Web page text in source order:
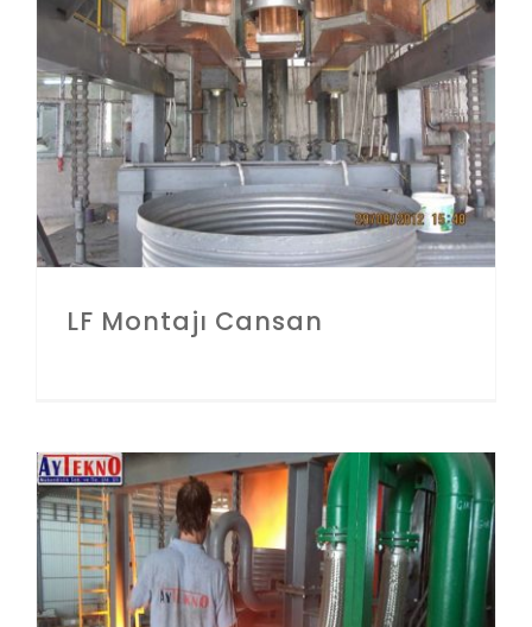
LF Montajı Cansan